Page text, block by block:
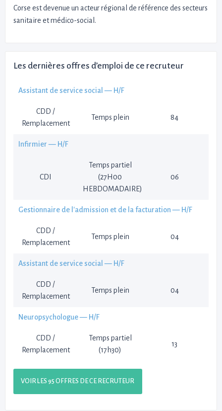
Corse est devenue un acteur régional de référence des secteurs
sanitaire et médico-social.
Les dernières offres d’emploi de ce recruteur
Assistant de service social — H/F
CDD /
Remplacement
Temps plein 84
Infirmier — H/F
CDI
Temps partiel
(27H00
HEBDOMADAIRE)
06
Gestionnaire de l'admission et de la facturation — H/F
CDD /
Remplacement
Temps plein 04
Assistant de service social — H/F
CDD /
Remplacement
Temps plein 04
Neuropsychologue — H/F
CDD /
Remplacement
Temps partiel
(17h30)
13
VOIR LES 95 OFFRES DE CE RECRUTEUR